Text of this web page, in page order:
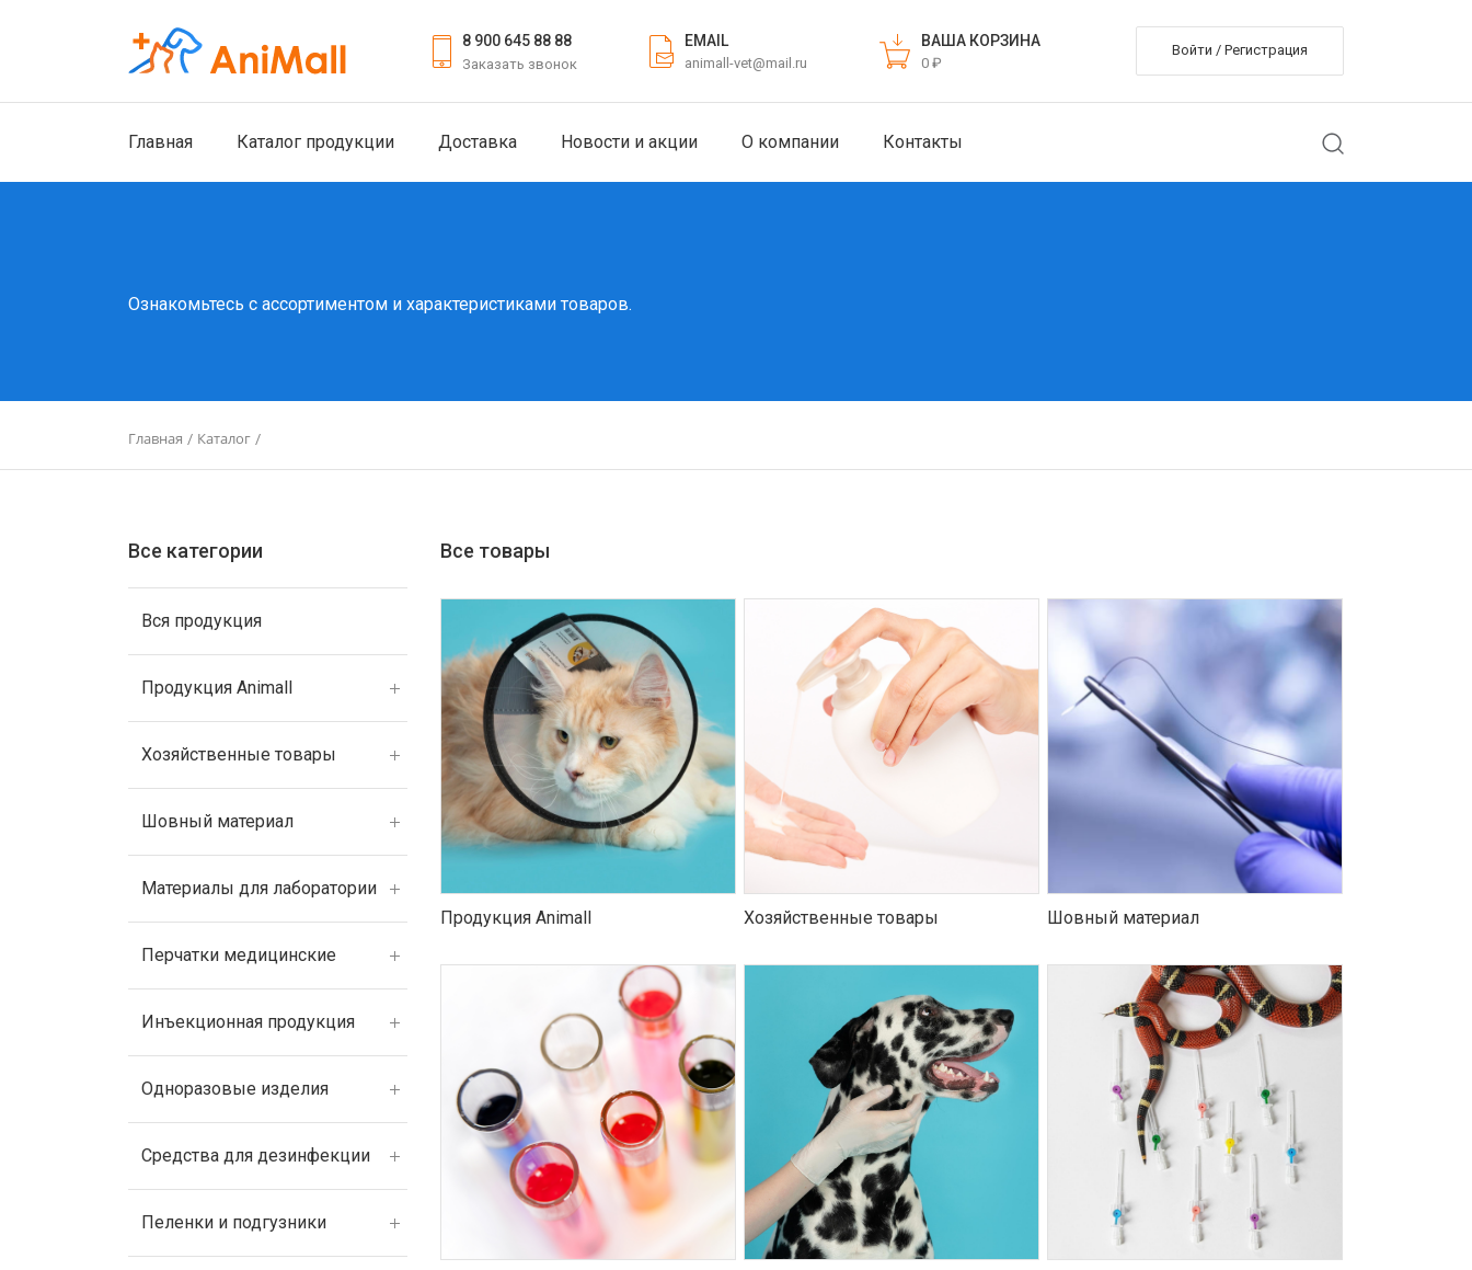
8 900 645 88 88
Заказать звонок
EMAIL
animall-vet@mail.ru
ВАША КОРЗИНА
0 ₽
Войти / Регистрация
Главная Каталог продукции Доставка Новости и акции О компании Контакты
Ознакомьтесь с ассортиментом и характеристиками товаров.
Главная / Каталог /
Все категории
Вся продукция
Продукция Animall
Хозяйственные товары
Шовный материал
Материалы для лаборатории
Перчатки медицинские
Инъекционная продукция
Одноразовые изделия
Средства для дезинфекции
Пеленки и подгузники
Все товары
Продукция Animall Хозяйственные товары Шовный материал